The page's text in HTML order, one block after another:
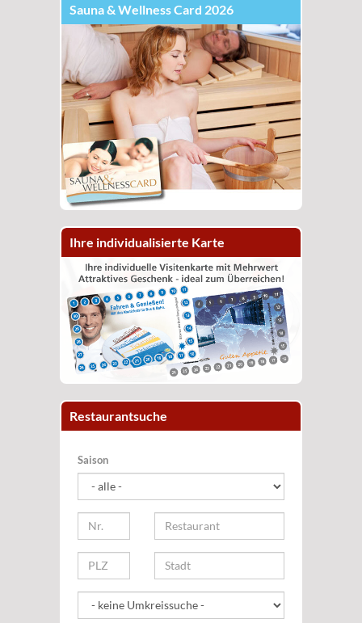
Sauna & Wellness Card 2026
Ihre individualisierte Karte
Restaurantsuche
Saison